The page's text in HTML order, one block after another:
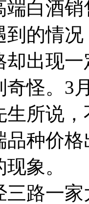
端白酒
到的情
出现
怪。3
生所说
品种价
象。
一家